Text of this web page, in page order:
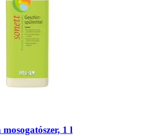
1 l